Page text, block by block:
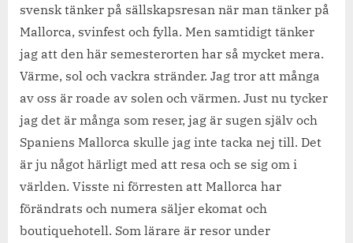
svensk tänker på sällskapsresan när man tänker på
Mallorca, svinfest och fylla. Men samtidigt tänker
jag att den här semesterorten har så mycket mera.
Värme, sol och vackra stränder. Jag tror att många
av oss är roade av solen och värmen. Just nu tycker
jag det är många som reser, jag är sugen själv och
Spaniens Mallorca skulle jag inte tacka nej till. Det
är ju något härligt med att resa och se sig om i
världen. Visste ni förresten att Mallorca har
förändrats och numera säljer ekomat och
boutiquehotell. Som lärare är resor under